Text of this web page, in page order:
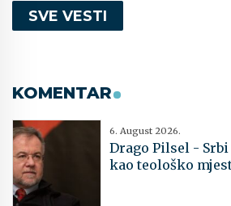
SVE VESTI
KOMENTAR
6. August 2026.
Drago Pilsel -
kao teološko